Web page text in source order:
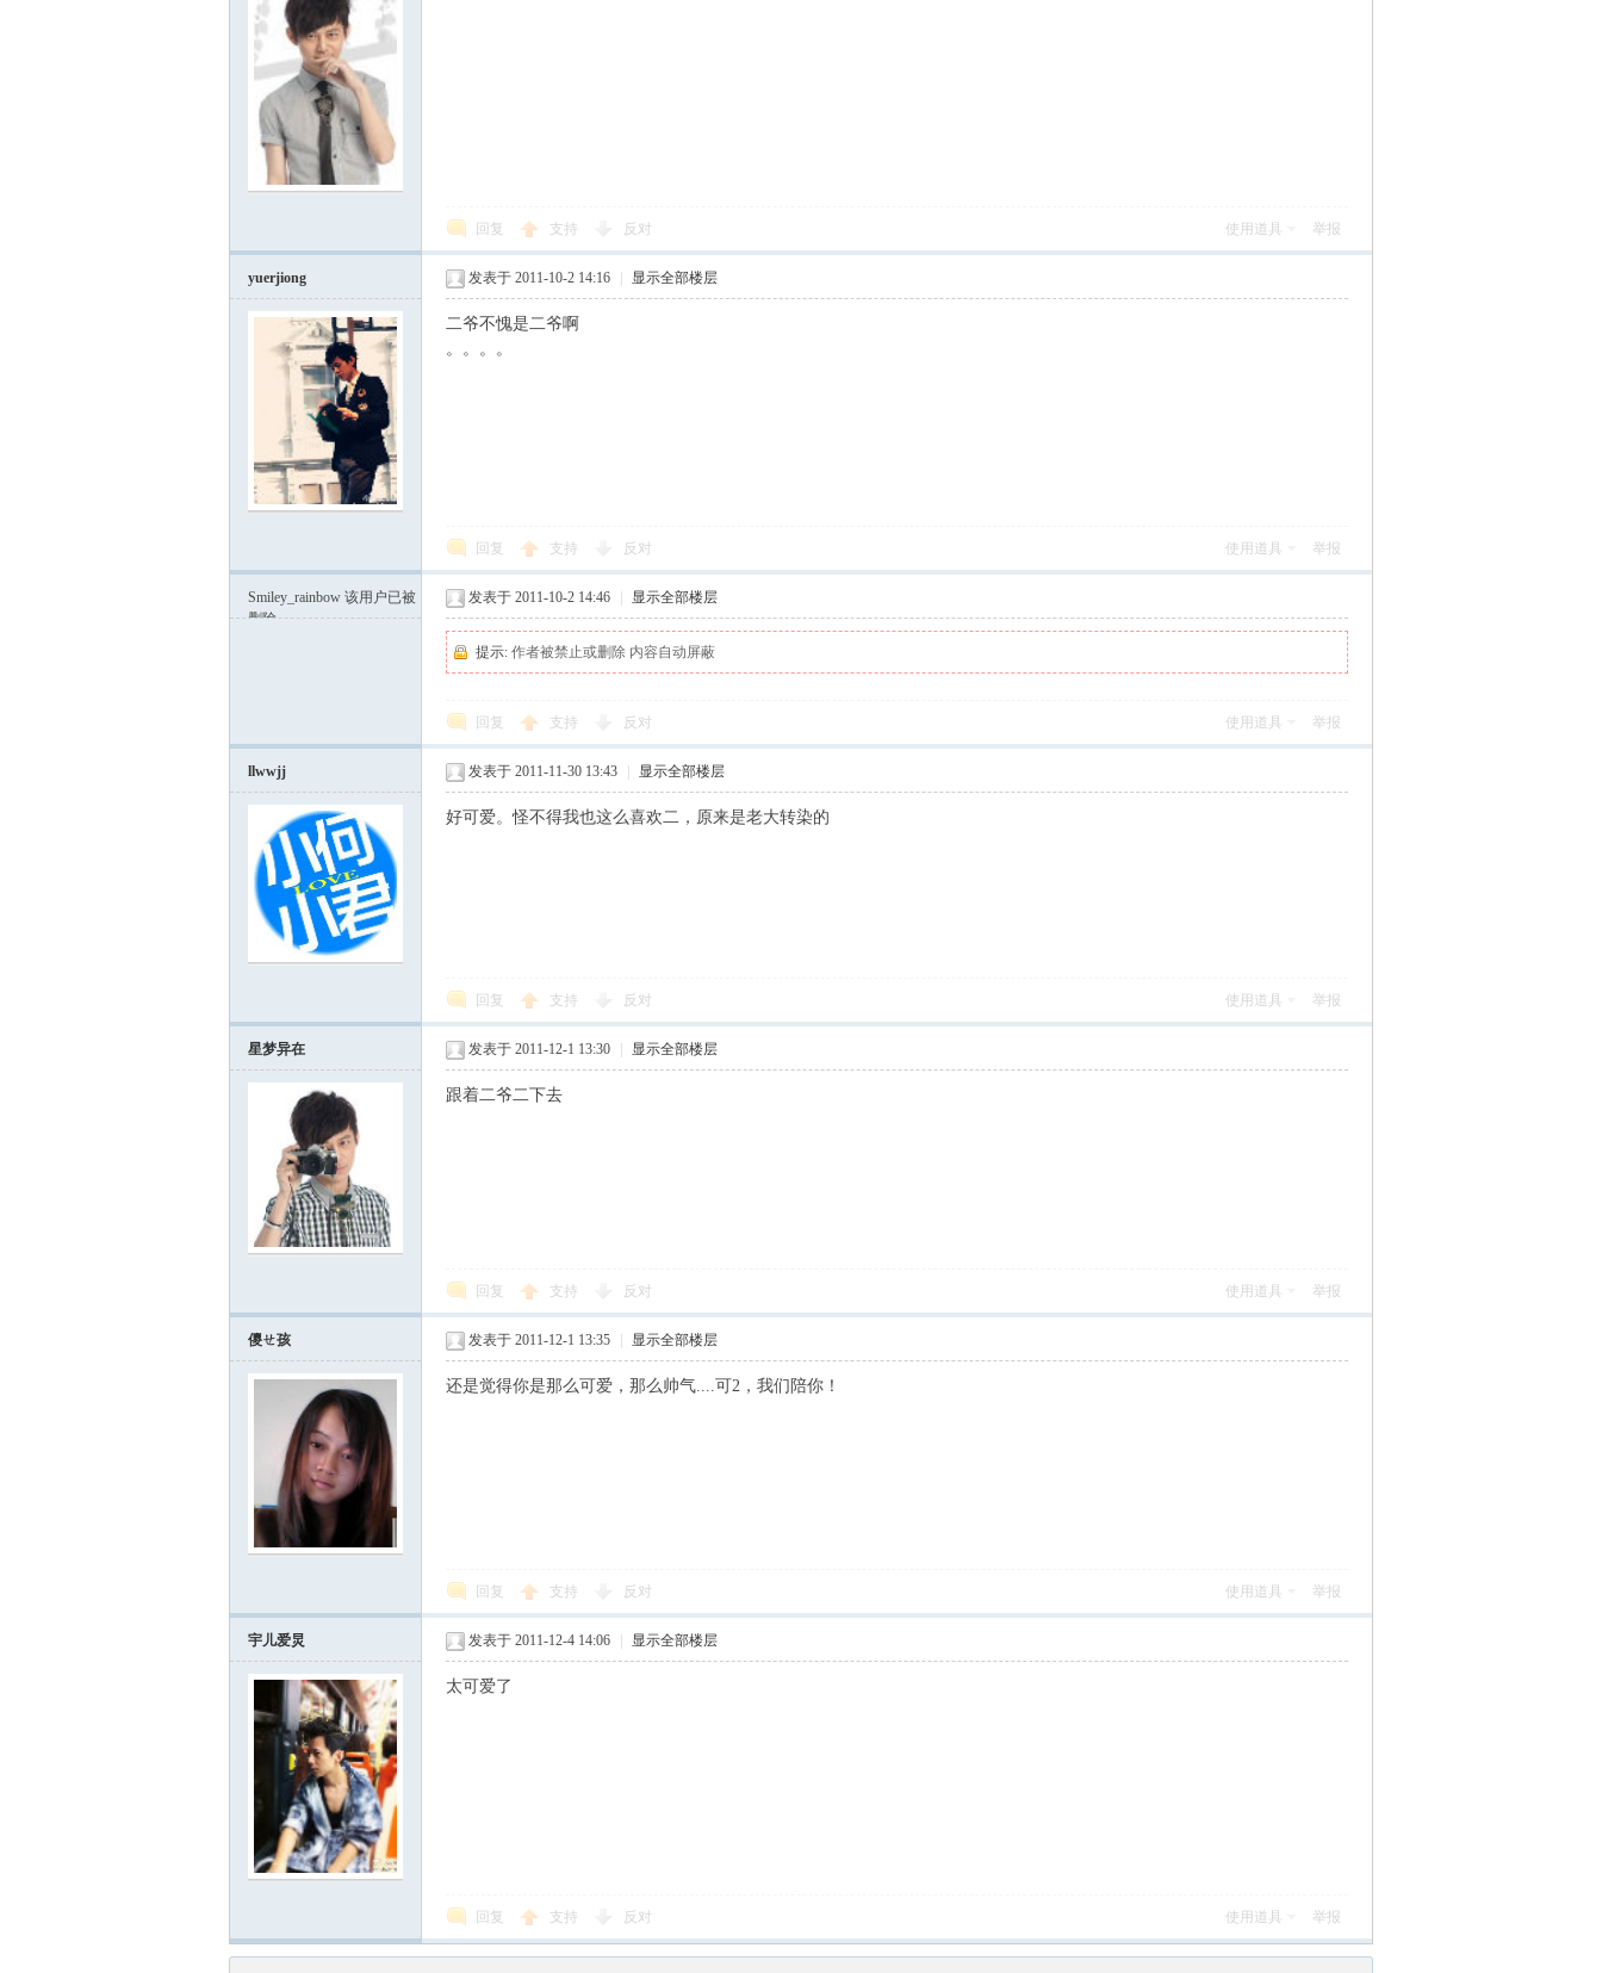
回复 支持 反对 使用道具 举报
yuerjiong 发表于 2011-10-2 14:16 显示全部楼层
二爷不愧是二爷啊
。。。。
回复 支持 反对 使用道具 举报
Smiley_rainbow 该用户已被
删除
发表于 2011-10-2 14:46 显示全部楼层
提示: 作者被禁止或删除 内容自动屏蔽
回复 支持 反对 使用道具 举报
llwwjj 发表于 2011-11-30 13:43 显示全部楼层
好可爱。怪不得我也这么喜欢二，原来是老大转染的
回复 支持 反对 使用道具 举报
星梦异在 发表于 2011-12-1 13:30 显示全部楼层
跟着二爷二下去
回复 支持 反对 使用道具 举报
儍ㄝ孩 发表于 2011-12-1 13:35 显示全部楼层
还是觉得你是那么可爱，那么帅气....可2，我们陪你！
回复 支持 反对 使用道具 举报
宇儿爱炅 发表于 2011-12-4 14:06 显示全部楼层
太可爱了
回复 支持 反对 使用道具 举报